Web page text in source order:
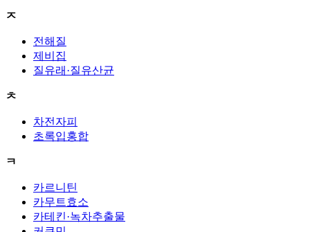
ㅈ
전해질
제비집
질유래·질유산균
ㅊ
차전자피
초록입홍합
ㅋ
카르니틴
카무트효소
카테킨·녹차추출물